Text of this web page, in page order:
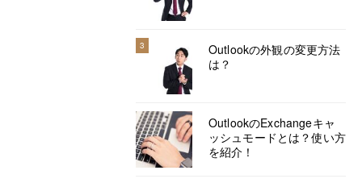
3
Outlookの外観の変更方法
は？
OutlookのExchangeキャ
ッシュモードとは？使い方
を紹介！